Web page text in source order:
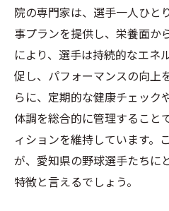
院の専門家は、選手一人ひと
事プランを提供し、栄養面か
により、選手は持続的なエネ
促し、パフォーマンスの向上
らに、定期的な健康チェック
体調を総合的に管理すること
ィションを維持しています。
が、愛知県の野球選手たちに
特徴と言えるでしょう。